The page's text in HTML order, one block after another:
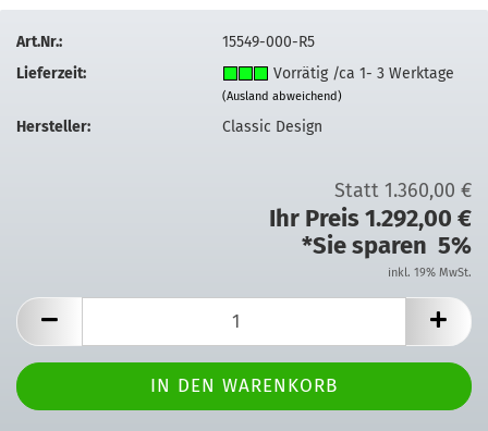
Art.Nr.:
15549-000-R5
Lieferzeit:
Vorrätig /ca 1- 3 Werktage
(Ausland abweichend)
Hersteller: Classic Design
Statt 1.360,00 €
Ihr Preis 1.292,00 €
*Sie sparen 5%
inkl. 19% MwSt.